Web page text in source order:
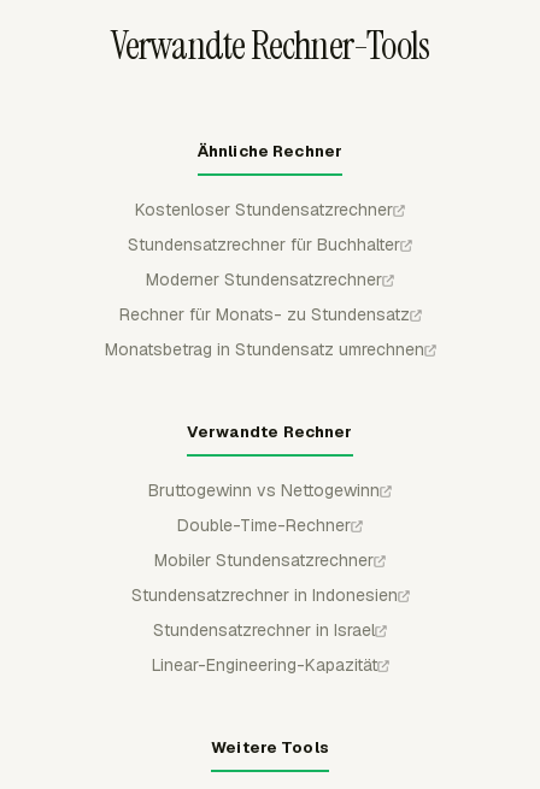
Verwandte Rechner-Tools
Ähnliche Rechner
Kostenloser Stundensatzrechner
Stundensatzrechner für Buchhalter
Moderner Stundensatzrechner
Rechner für Monats- zu Stundensatz
Monatsbetrag in Stundensatz umrechnen
Verwandte Rechner
Bruttogewinn vs Nettogewinn
Double-Time-Rechner
Mobiler Stundensatzrechner
Stundensatzrechner in Indonesien
Stundensatzrechner in Israel
Linear-Engineering-Kapazität
Weitere Tools